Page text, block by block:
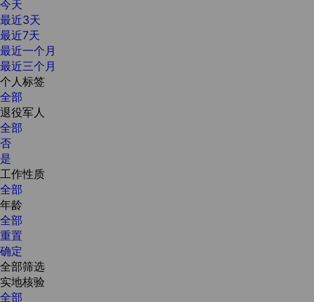
今天
最近3天
最近7天
最近一个月
最近三个月
个人标签
全部
退役军人
全部
否
是
工作性质
全部
年龄
全部
重置
确定
全部筛选
实地核验
全部